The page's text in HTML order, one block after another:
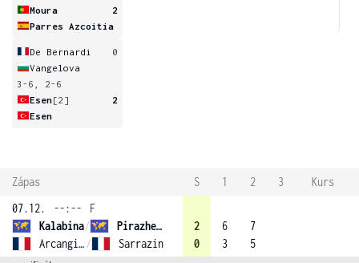
Moura
2
Parres Azcoitia
De Bernardi
0
Vangelova
3-6, 2-6
Esen[2]
2
Esen
Zápas S 1 2 3
Kurs
07.12.
--:--
F
Kalabina/
Pirazhenka (3)
Arcangioli / Sarrazin
2
0
6
3
7
5